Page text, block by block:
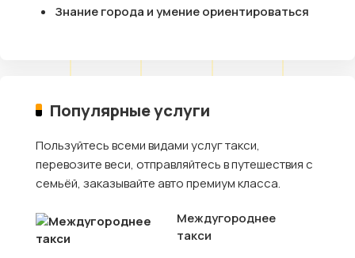
Знание города и умение ориентироваться
Популярные услуги
Пользуйтесь всеми видами услуг такси,
перевозите веси, отправляйтесь в путешествия с
семьёй, заказывайте авто премиум класса.
Междугороднее
такси